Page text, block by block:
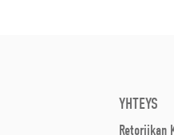
YHTEYS
Retoriikan